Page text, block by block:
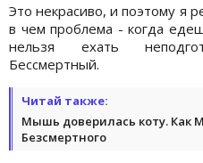
Это некрасиво, и поэтому я
в чем проблема - когда
нельзя ехать
Бессмертный.
Читай также:
Мышь доверилась коту. Как
Безсмертного